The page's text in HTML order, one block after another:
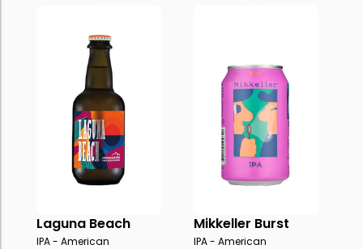
Laguna Beach
IPA - American
Mikkeller Burst
IPA - American